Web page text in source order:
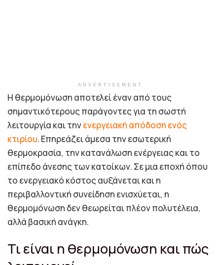
ADVERTISEMENT
Η θερμομόνωση αποτελεί έναν από τους
σημαντικότερους παράγοντες για τη σωστή
λειτουργία και τηνενεργειακή απόδοση ενός
κτιρίου. Επηρεάζει άμεσα την εσωτερική
θερμοκρασία, την κατανάλωση ενέργειας και το
επίπεδο άνεσης των κατοίκων. Σε μια εποχή όπου
το ενεργειακό κόστος αυξάνεται και η
περιβαλλοντική συνείδηση ενισχύεται, η
θερμομόνωση δεν θεωρείται πλέον πολυτέλεια,
αλλά βασική ανάγκη.
Τι είναι η θερμομόνωση και πώς